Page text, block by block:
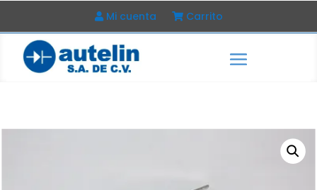
Mi cuenta Carrito